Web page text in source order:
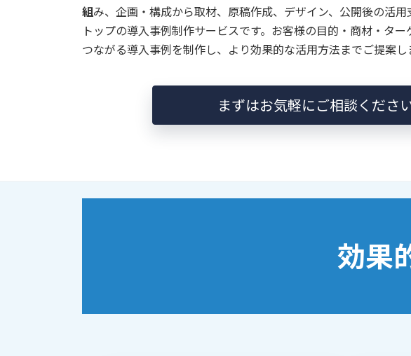
組み、企画・構成から取材、原稿作成、デザイン、公開後の活
トップの導入事例制作サービスです。お客様の目的・商材・タ
つながる導入事例を制作し、より効果的な活用方法までご提案し
まずはお気軽にご相談くださ
効果